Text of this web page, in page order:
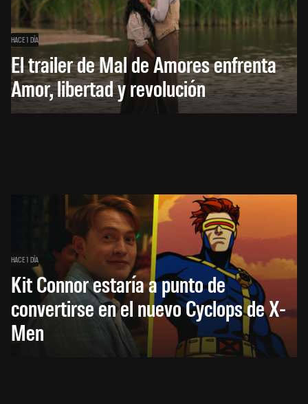
HACE 1 DÍA
El trailer de Mal de Amores enfrenta
Amor, libertad y revolución
HACE 1 DÍA
Kit Connor estaría a punto de
convertirse en el nuevo Cyclops de X-
Men